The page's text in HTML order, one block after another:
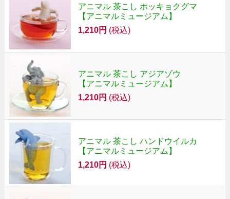
アニマル 茶こし ホッキョクグマ
【アニマルミュージアム】
1,210円 (税込)
アニマル 茶こし アジアゾウ
【アニマルミュージアム】
1,210円 (税込)
アニマル 茶こし ハンドウイルカ
【アニマルミュージアム】
1,210円 (税込)